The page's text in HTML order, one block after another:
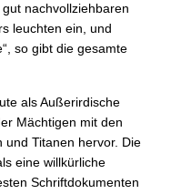
nachvollziehbaren
leuchten ein, und
so gibt die gesamte
als Außerirdische
Mächtigen mit den
und Titanen hervor. Die
eine willkürliche
Schriftdokumenten